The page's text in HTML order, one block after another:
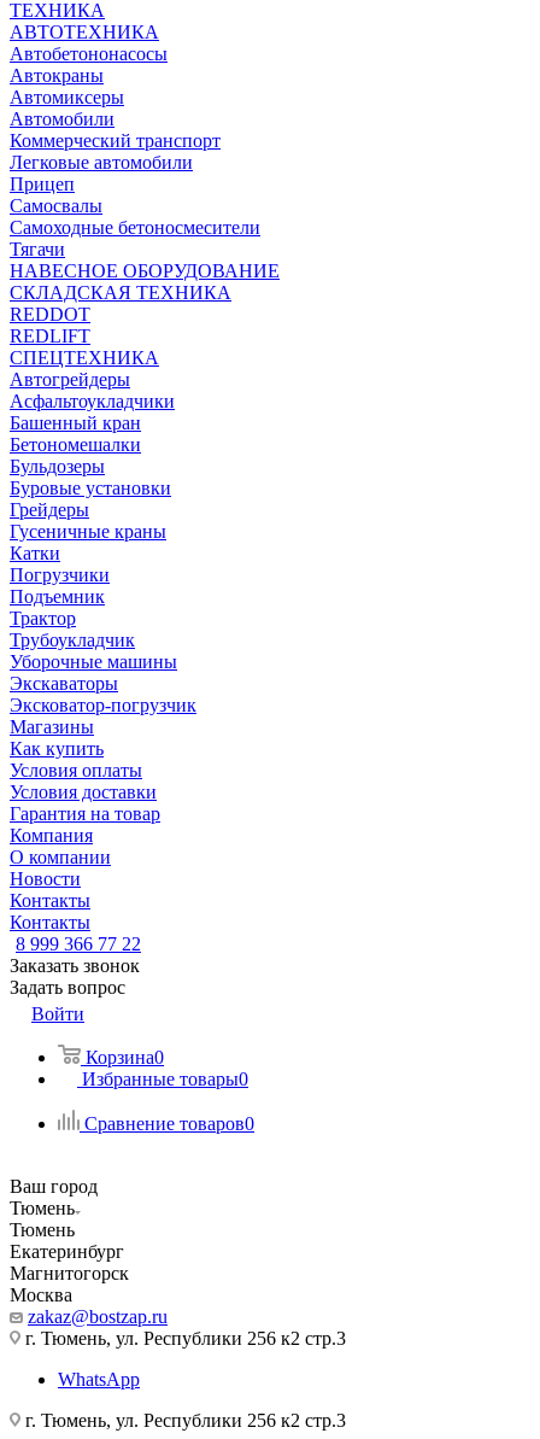
ТЕХНИКА
АВТОТЕХНИКА
Автобетононасосы
Автокраны
Автомиксеры
Автомобили
Коммерческий транспорт
Легковые автомобили
Прицеп
Самосвалы
Самоходные бетоносмесители
Тягачи
НАВЕСНОЕ ОБОРУДОВАНИЕ
СКЛАДСКАЯ ТЕХНИКА
REDDOT
REDLIFT
СПЕЦТЕХНИКА
Автогрейдеры
Асфальтоукладчики
Башенный кран
Бетономешалки
Бульдозеры
Буровые установки
Грейдеры
Гусеничные краны
Катки
Погрузчики
Подъемник
Трактор
Трубоукладчик
Уборочные машины
Экскаваторы
Эксковатор-погрузчик
Магазины
Как купить
Условия оплаты
Условия доставки
Гарантия на товар
Компания
О компании
Новости
Контакты
Контакты
8 999 366 77 22
Заказать звонок
Задать вопрос
Войти
Корзина0
Избранные товары0
Сравнение товаров0
Ваш город
Тюмень
Тюмень
Екатеринбург
Магнитогорск
Москва
zakaz@bostzap.ru
г. Тюмень, ул. Республики 256 к2 стр.3
WhatsApp
г. Тюмень, ул. Республики 256 к2 стр.3